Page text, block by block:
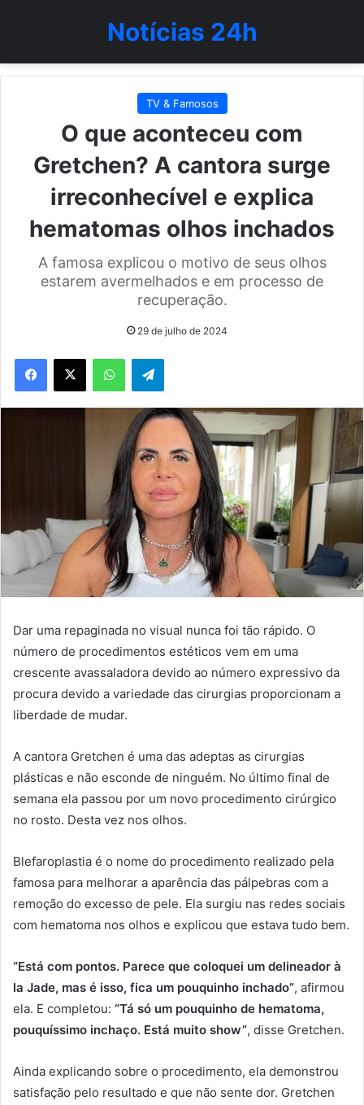
Notícias 24h
TV & Famosos
O que aconteceu com
Gretchen? A cantora surge
irreconhecível e explica
hematomas olhos inchados
A famosa explicou o motivo de seus olhos
estarem avermelhados e em processo de
recuperação.
29 de julho de 2024
WhatsAppTelegram
Dar uma repaginada no visual nunca foi tão rápido. O
número de procedimentos estéticos vem em uma
crescente avassaladora devido ao número expressivo da
procura devido a variedade das cirurgias proporcionam a
liberdade de mudar.
A cantora Gretchen é uma das adeptas as cirurgias
plásticas e não esconde de ninguém. No último final de
semana ela passou por um novo procedimento cirúrgico
no rosto. Desta vez nos olhos.
Blefaroplastia é o nome do procedimento realizado pela
famosa para melhorar a aparência das pálpebras com a
remoção do excesso de pele. Ela surgiu nas redes sociais
com hematoma nos olhos e explicou que estava tudo bem.
“Está com pontos. Parece que coloquei um delineador à
la Jade, mas é isso, fica um pouquinho inchado”, afirmou
ela. E completou: “Tá só um pouquinho de hematoma,
pouquíssimo inchaço. Está muito show”, disse Gretchen.
Ainda explicando sobre o procedimento, ela demonstrou
satisfação pelo resultado e que não sente dor. Gretchen